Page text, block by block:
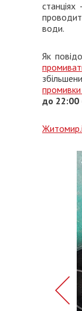
води.
Як
промивки
до 22:00